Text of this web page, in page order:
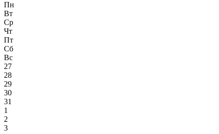
Пн
Вт
Ср
Чт
Пт
Сб
Вс
27
28
29
30
31
1
2
3